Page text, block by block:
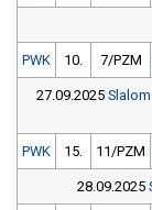
PWK 10. 7/PZM
27.09.2025
PWK 15. 11/PZM
28.09.2025